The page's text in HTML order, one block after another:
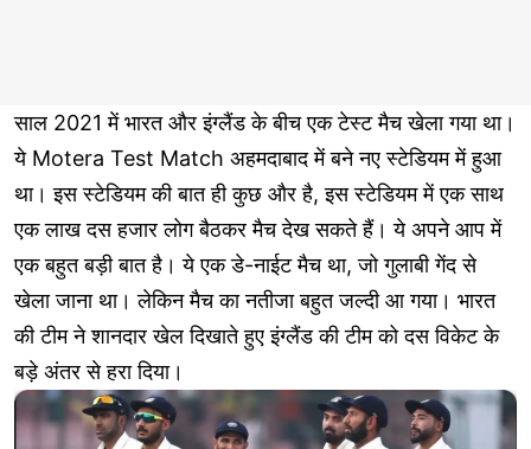
साल 2021 में भारत और इंग्लैंड के बीच एक टेस्ट मैच खेला गया था।
ये Motera Test Match अहमदाबाद में बने नए स्टेडियम में हुआ
था। इस स्टेडियम की बात ही कुछ और है, इस स्टेडियम में एक साथ
एक लाख दस हजार लोग बैठकर मैच देख सकते हैं। ये अपने आप में
एक बहुत बड़ी बात है। ये एक डे-नाईट मैच था, जो गुलाबी गेंद से
खेला जाना था। लेकिन मैच का नतीजा बहुत जल्दी आ गया। भारत
की टीम ने शानदार खेल दिखाते हुए इंग्लैंड की टीम को दस विकेट के
बड़े अंतर से हरा दिया।